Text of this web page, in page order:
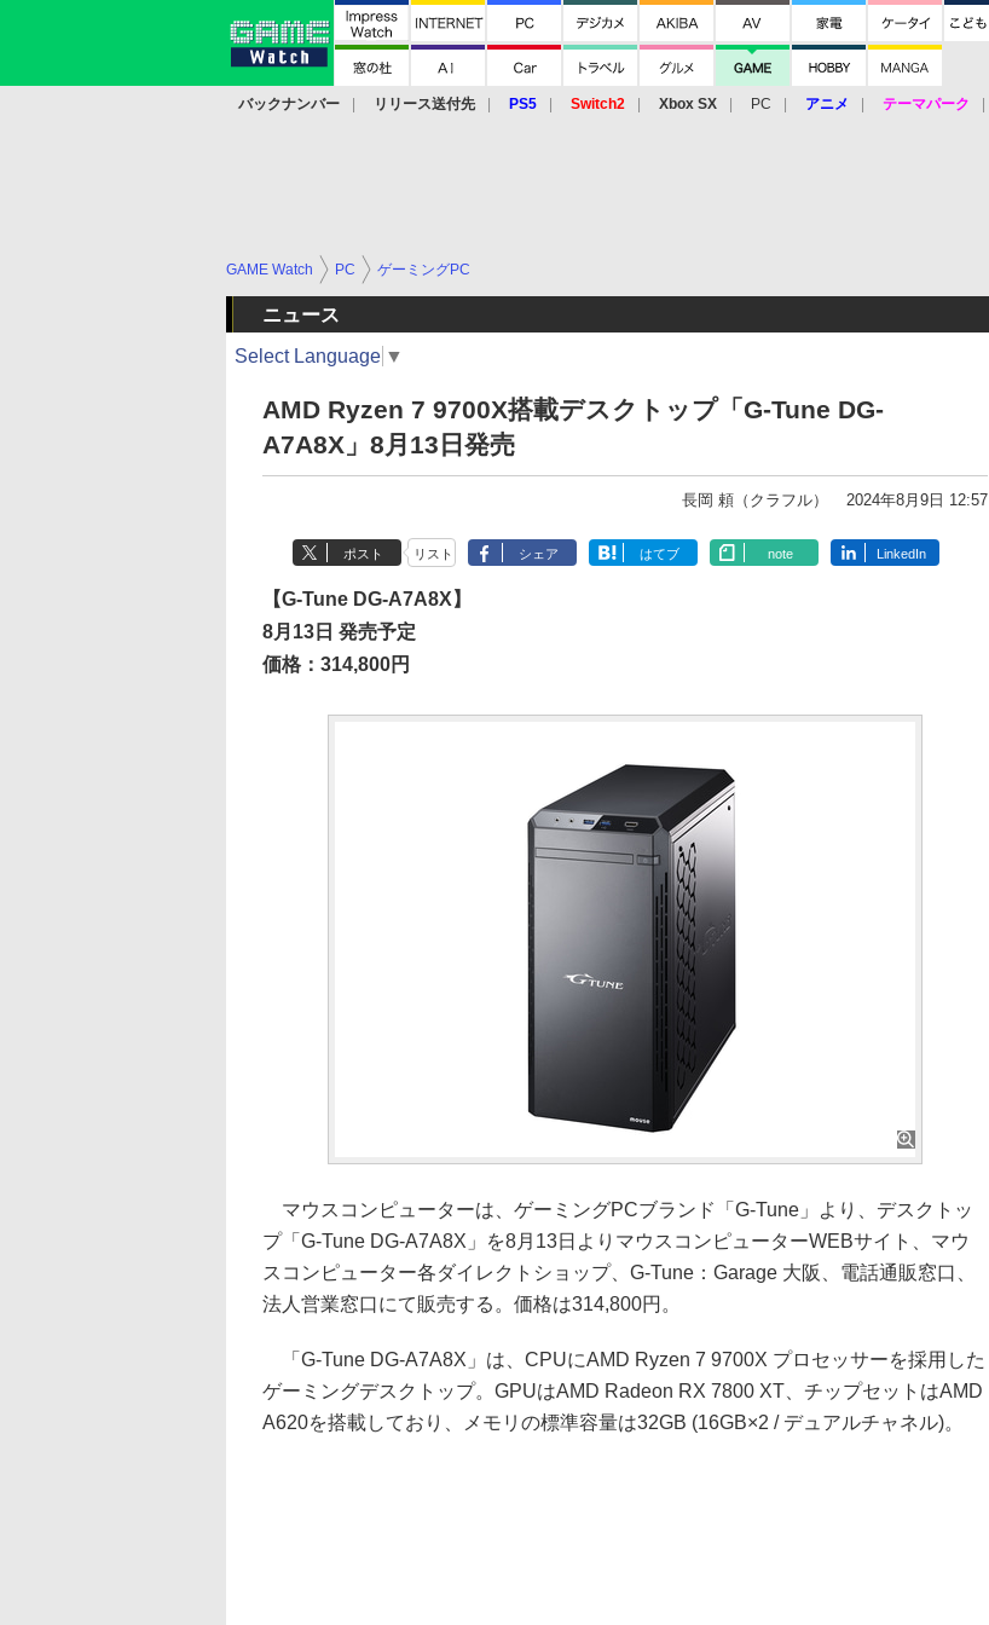
バックナンバー リリース送付先 PS5 Switch2 Xbox SX PC アニメ テーマパーク
GAME Watch PC ゲーミングPC
ニュース
Select Language ▼
AMD Ryzen 7 9700X搭載デスクトップ「G-Tune DG-
A7A8X」8月13日発売
長岡 頼（クラフル） 2024年8月9日 12:57
ポスト リスト シェア はてブ note LinkedIn
【G-Tune DG-A7A8X】
8月13日 発売予定
価格：314,800円
マウスコンピューターは、ゲーミングPCブランド「G-Tune」より、デスクトッ
プ「G-Tune DG-A7A8X」を8月13日よりマウスコンピューターWEBサイト、マウ
スコンピューター各ダイレクトショップ、G-Tune：Garage 大阪、電話通販窓口、
法人営業窓口にて販売する。価格は314,800円。
「G-Tune DG-A7A8X」は、CPUにAMD Ryzen 7 9700X プロセッサーを採用した
ゲーミングデスクトップ。GPUはAMD Radeon RX 7800 XT、チップセットはAMD
A620を搭載しており、メモリの標準容量は32GB (16GB×2 / デュアルチャネル)。